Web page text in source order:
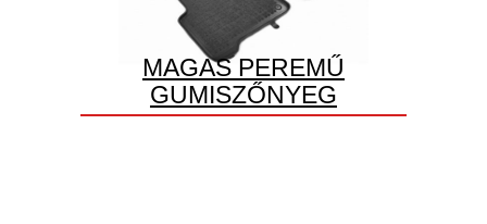
MAGAS PEREMŰ
GUMISZŐNYEG